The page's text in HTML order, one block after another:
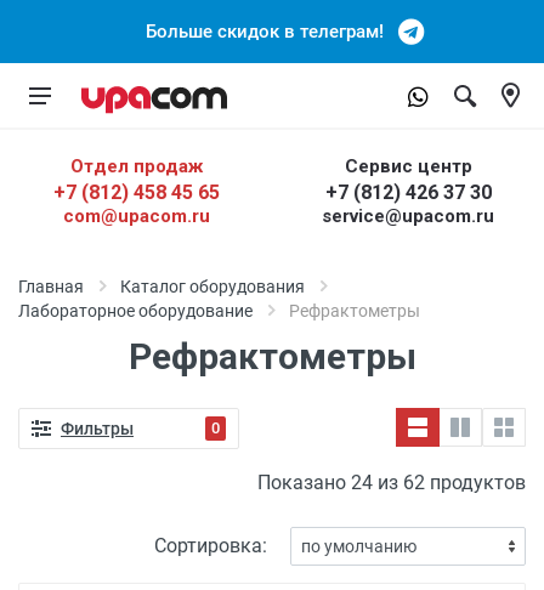
Больше скидок в телеграм!
Отдел продаж
+7 (812) 458 45 65
com@upacom.ru
Сервис центр
+7 (812) 426 37 30
service@upacom.ru
Главная
Каталог оборудования
Лабораторное оборудование
Рефрактометры
Рефрактометры
Фильтры 0
Показано 24 из 62 продуктов
Сортировка: